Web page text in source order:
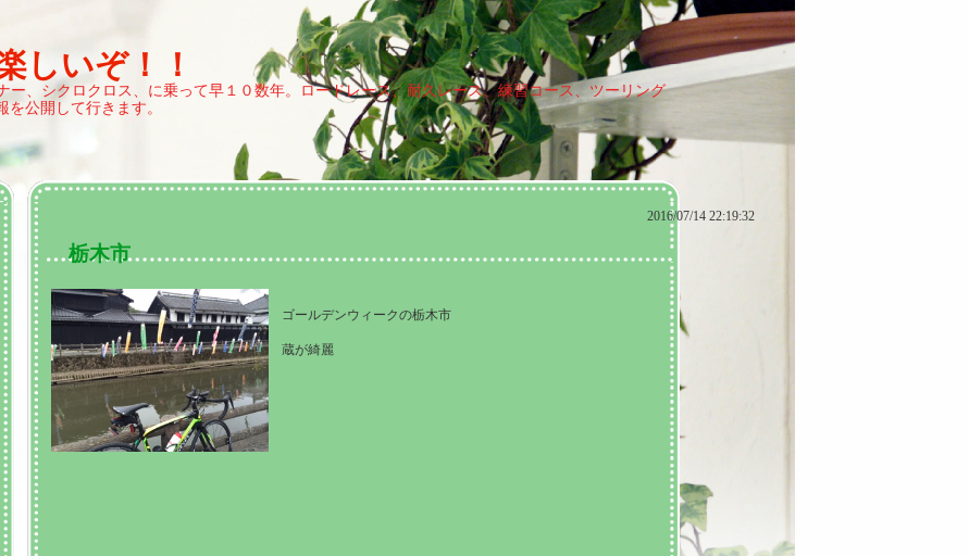
しいぞ！！
ー、シクロクロス、に乗って早１０数年。ロードレース、耐久レース、練習コース、ツーリング
公開して行きます。
2016/07/14 22:19:32
栃木市
ゴールデンウィークの栃木市
蔵が綺麗